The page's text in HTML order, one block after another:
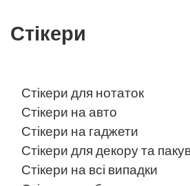
Стікери
Стікери для нотаток
Стікери на авто
Стікери на гаджети
Стікери для декору та
Стікери на всі випадки